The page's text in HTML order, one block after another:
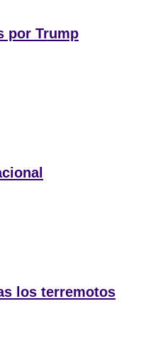
por Trump
los terremotos